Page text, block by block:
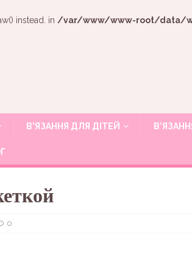
instead. in /var/www/www-root/data/
В’ЯЗАННЯ ДЛЯ ДІТЕЙ
0